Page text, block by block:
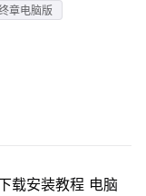
章电脑版
载安装教程 电脑